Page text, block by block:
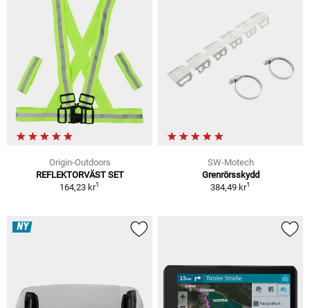
Origin-Outdoors
REFLEKTORVÄST SET
164,23 kr1
SW-Motech
Grenrörsskydd
384,49 kr1
NY